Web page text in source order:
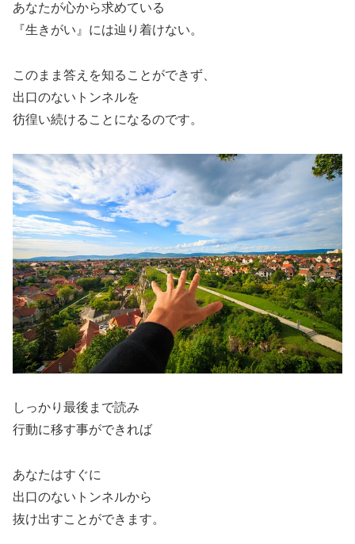
あなたが心から求めている
『生きがい』には辿り着けない。
このまま答えを知ることができず、
出口のないトンネルを
彷徨い続けることになるのです。
しっかり最後まで読み
行動に移す事ができれば
あなたはすぐに
出口のないトンネルから
抜け出すことができます。